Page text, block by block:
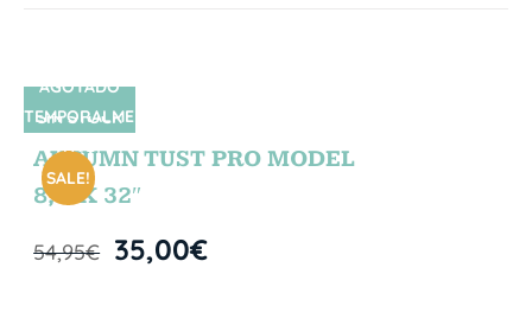
SIN STOCK
SALE!
AGOTADO
TEMPORALME
NTE
AUTUMN TUST PRO MODEL
8,5″X 32″
54,95€ 35,00€